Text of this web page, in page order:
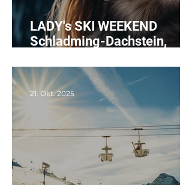
LADY's SKI WEEKEND
Schladming-Dachstein,
21. Okt. 2025